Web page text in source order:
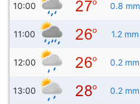
10:00 0.8 mm
11:00 1.2 mm
12:00 0.2 mm
13:00 0.2 mm